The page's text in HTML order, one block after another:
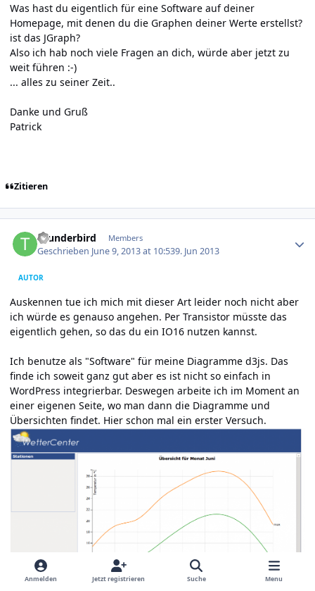
Was hast du eigentlich für eine Software auf deiner
Homepage, mit denen du die Graphen deiner Werte erstellst?
ist das JGraph?
Also ich hab noch viele Fragen an dich, würde aber jetzt zu
weit führen :-)
... alles zu seiner Zeit..
Danke und Gruß
Patrick
Zitieren
thunderbird Members
Geschrieben June 9, 2013 at 10:539. Jun 2013
AUTOR
Auskennen tue ich mich mit dieser Art leider noch nicht aber
ich würde es genauso angehen. Per Transistor müsste das
eigentlich gehen, so das du ein IO16 nutzen kannst.
Ich benutze als "Software" für meine Diagramme d3js. Das
finde ich soweit ganz gut aber es ist nicht so einfach in
WordPress integrierbar. Deswegen arbeite ich im Moment an
einer eigenen Seite, wo man dann die Diagramme und
Übersichten findet. Hier schon mal ein erster Versuch.
Anmelden Jetzt registrieren Suche Menu